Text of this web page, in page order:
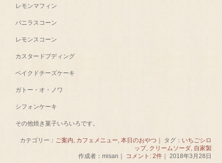
レモンマフィン
バニラスコーン
レモンスコーン
カスタードプディング
ベイクドチーズケーキ
ガトー・オ・ノワ
シフォンケーキ
その他焼き菓子いろいろです。
カテゴリー： ご案内, カフェメニュー, 本日のおやつ ｜ タグ： いちごシロ
ップ, クリームソーダ, 自家製
作成者：misan｜ コメント: 2件｜ 2018年3月28日